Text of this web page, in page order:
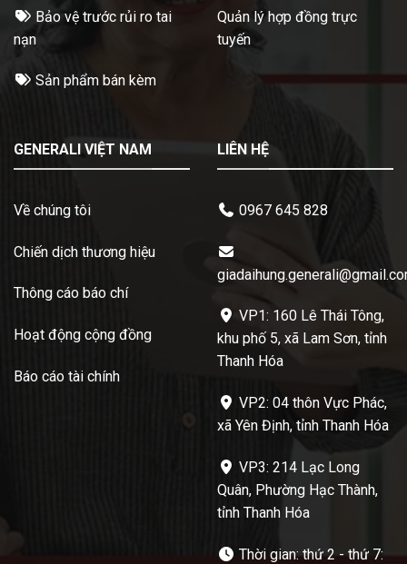
Bảo vệ trước rủi ro tai
nạn
Sản phẩm bán kèm
Quản lý hợp đồng trực
tuyến
GENERALI VIỆT NAM
Về chúng tôi
Chiến dịch thương hiệu
Thông cáo báo chí
Hoạt động cộng đồng
Báo cáo tài chính
LIÊN HỆ
0967 645 828
VP1: 160 Lê Thái Tông,
khu phố 5, xã Lam Sơn, tỉnh
Thanh Hóa
VP2: 04 thôn Vực Phác,
xã Yên Định, tỉnh Thanh Hóa
VP3: 214 Lạc Long
Quân, Phường Hạc Thành,
tỉnh Thanh Hóa
Thời gian: thứ 2 - thứ 7: